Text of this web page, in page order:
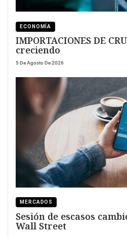
ECONOMÍA
IMPORTACIONES DE
creciendo
5 De Agosto De 2026
MERCADOS
Sesión de escasos
Wall Street